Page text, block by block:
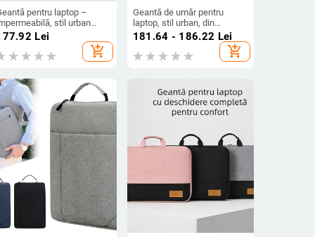
pentru laptop –
stil urban
și servietă portabilă;
iarnă 2025
Lei
add_shopping_cart
Geantă de umăr pentru
laptop, stil urban, din
poliester, antifurt, rezistentă
la uzură, cu strat interior și
buzunar interior
181.64 - 186.22 Lei
add_shopping_cart